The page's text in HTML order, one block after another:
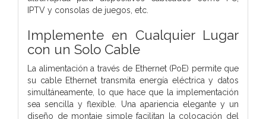
IPTV y consolas de juegos, etc.
Implemente en Cualquier Lugar
con un Solo Cable
La alimentación a través de Ethernet (PoE) permite que
su cable Ethernet transmita energía eléctrica y datos
simultáneamente, lo que hace que la implementación
sea sencilla y flexible. Una apariencia elegante y un
diseño de montaje simple facilitan la colocación del